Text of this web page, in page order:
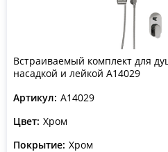
Встраиваемый комплект для
насадкой и лейкой A14029
Артикул: A14029
Цвет: Хром
Покрытие: Хром